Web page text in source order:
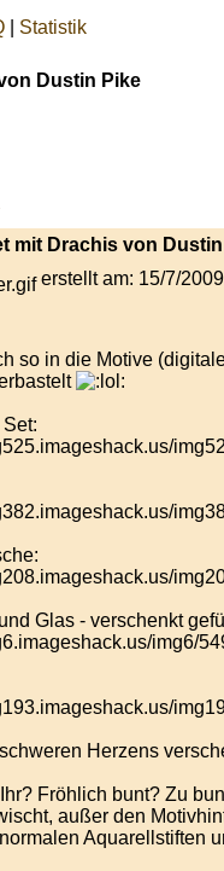
Statistik
Dustin Pike
mit Drachis von
erstellt am: 15/7/
so in die Motive
Glas - verschenkt
Herzens
Fröhlich bunt? Zu
außer den
Aquarellstiften